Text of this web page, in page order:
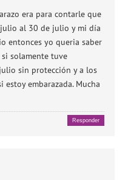
era para contarle que
al 30 de julio y mi día
entonces yo queria saber
solamente tuve
sin protección y a los
embarazada. Mucha
Responder